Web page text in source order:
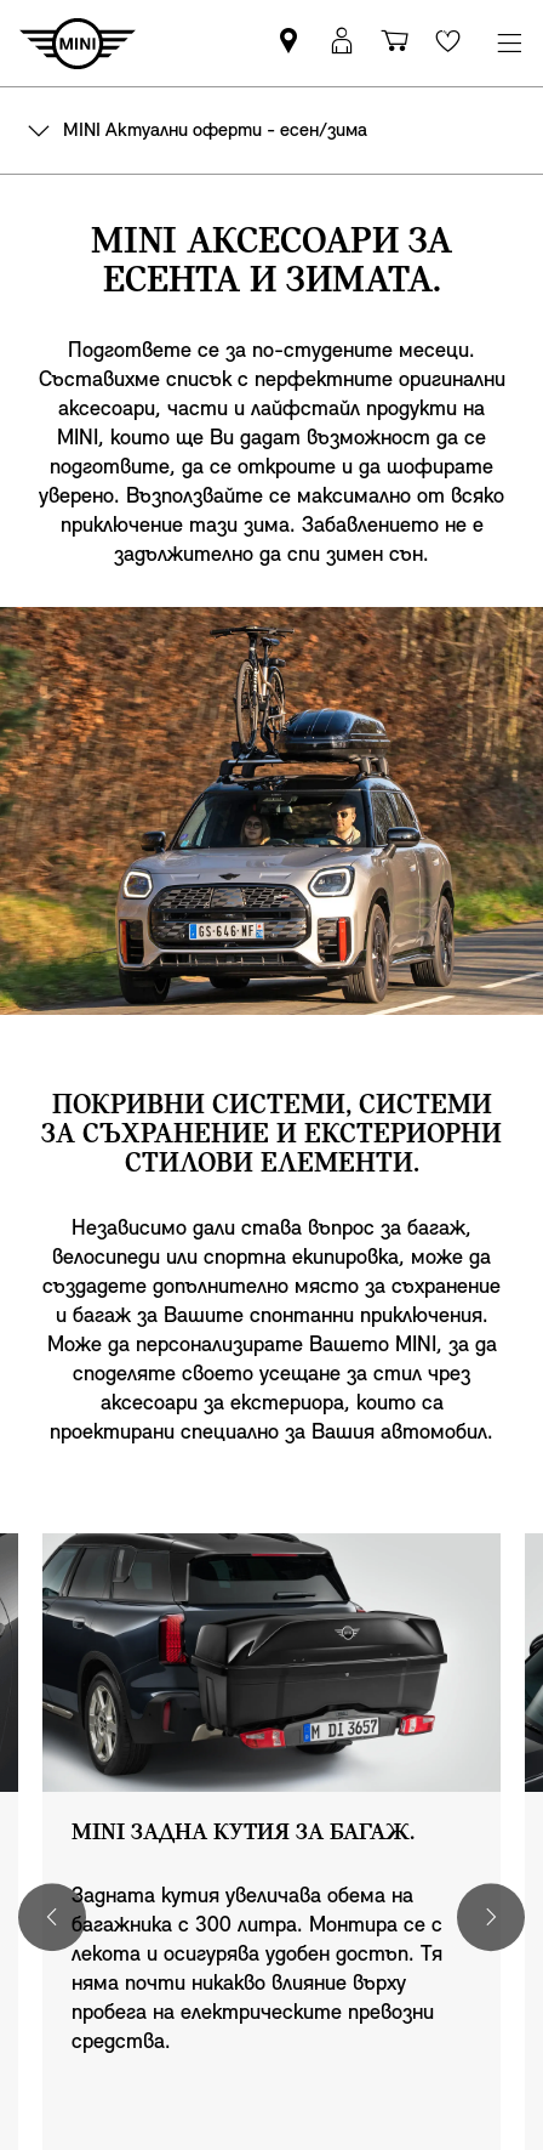
Намерете
партньор
MINI
Вход
в
Количка
за
Wishlist
MINI Актуални оферти - есен/зима
MINI АКСЕСОАРИ ЗА
ЕСЕНТА И ЗИМАТА.
Подгответе се за по-студените месеци.
Съставихме списък с перфектните оригинални
аксесоари, части и лайфстайл продукти на
MINI, които ще Ви дадат възможност да се
подготвите, да се откроите и да шофирате
уверено. Възползвайте се максимално от всяко
приключение тази зима. Забавлението не е
задължително да спи зимен сън.
ПОКРИВНИ СИСТЕМИ, СИСТЕМИ
ЗА СЪХРАНЕНИЕ И ЕКСТЕРИОРНИ
СТИЛОВИ ЕЛЕМЕНТИ.
Независимо дали става въпрос за багаж,
велосипеди или спортна екипировка, може да
създадете допълнително място за съхранение
и багаж за Вашите спонтанни приключения.
Може да персонализирате Вашето MINI, за да
споделяте своето усещане за стил чрез
аксесоари за екстериора, които са
проектирани специално за Вашия автомобил.
MINI ЗАДНА КУТИЯ ЗА БАГАЖ.
Задната кутия увеличава обема на
багажника с 300 литра. Монтира се с
лекота и осигурява удобен достъп. Тя
няма почти никакво влияние върху
пробега на електрическите превозни
средства.